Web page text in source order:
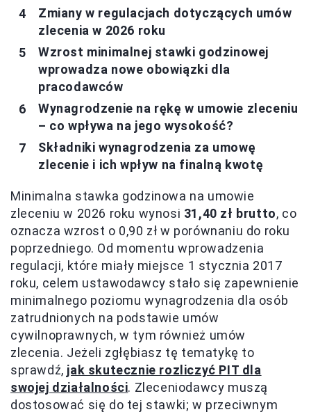
Zmiany w regulacjach dotyczących umów
zlecenia w 2026 roku
Wzrost minimalnej stawki godzinowej
wprowadza nowe obowiązki dla
pracodawców
Wynagrodzenie na rękę w umowie zleceniu
– co wpływa na jego wysokość?
Składniki wynagrodzenia za umowę
zlecenie i ich wpływ na finalną kwotę
Minimalna stawka godzinowa na umowie
zleceniu w 2026 roku wynosi 31,40 zł brutto, co
oznacza wzrost o 0,90 zł w porównaniu do roku
poprzedniego. Od momentu wprowadzenia
regulacji, które miały miejsce 1 stycznia 2017
roku, celem ustawodawcy stało się zapewnienie
minimalnego poziomu wynagrodzenia dla osób
zatrudnionych na podstawie umów
cywilnoprawnych, w tym również umów
zlecenia. Jeżeli zgłębiasz tę tematykę to
sprawdź, jak skutecznie rozliczyć PIT dla
swojej działalności. Zleceniodawcy muszą
dostosować się do tej stawki; w przeciwnym